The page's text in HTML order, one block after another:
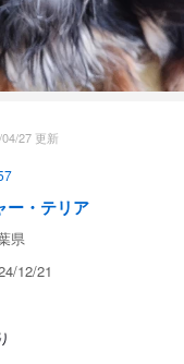
渡しについて
千葉県
予約
お客
27 更新
ー・テリア
県
12/21